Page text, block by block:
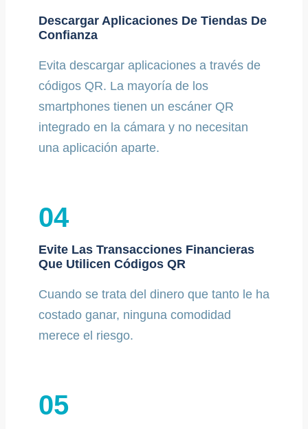
Descargar Aplicaciones De Tiendas De
Confianza
Evita descargar aplicaciones a través de
códigos QR. La mayoría de los
smartphones tienen un escáner QR
integrado en la cámara y no necesitan
una aplicación aparte.
04
Evite Las Transacciones Financieras
Que Utilicen Códigos QR
Cuando se trata del dinero que tanto le ha
costado ganar, ninguna comodidad
merece el riesgo.
05